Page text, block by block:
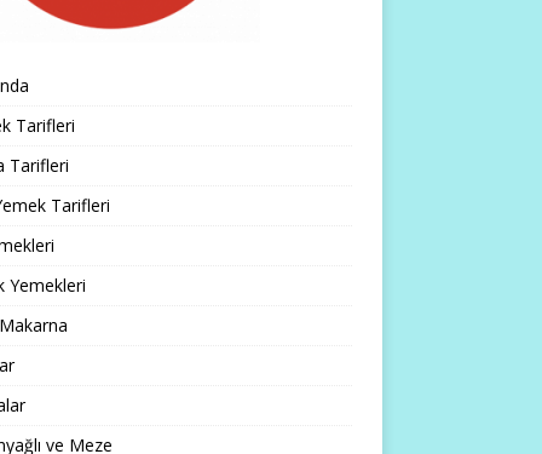
Tarifleri
Tarifleri
Tarifleri
Yemekleri
ve Meze